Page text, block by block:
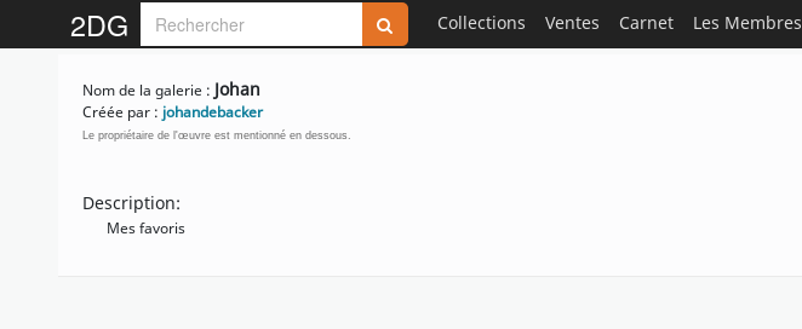
2DG Collections Ventes Carnet Les Membres
Nom de la galerie : Johan
Créée par : johandebacker
Le propriétaire de l'œuvre est mentionné en dessous.
Description:
Mes favoris